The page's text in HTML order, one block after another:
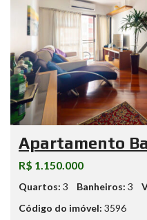
Apartamento
R$ 1.150.000
Quartos: 3 Banheiros: 3
Código do imóvel: 3596